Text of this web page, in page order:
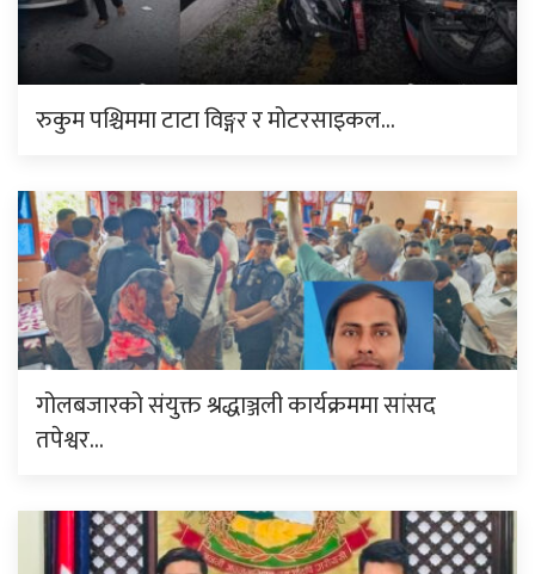
रुकुम पश्चिममा टाटा विङ्गर र मोटरसाइकल…
गोलबजारको संयुक्त श्रद्धाञ्जली कार्यक्रममा सांसद
तपेश्वर…